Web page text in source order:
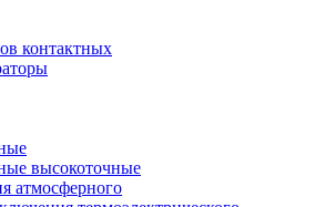
контактных
высокоточные
атмосферного